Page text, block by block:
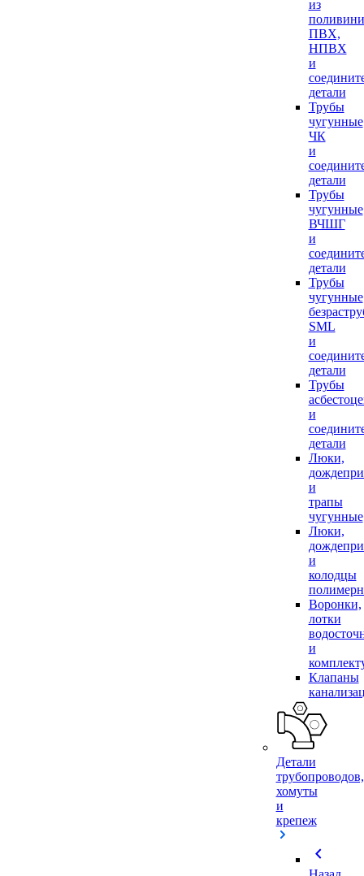
из
ПВХ,
НПВХ
и
детали
Трубы
чугунные
ЧК
и
детали
Трубы
чугунные
ВЧШГ
и
детали
Трубы
чугунные
SML
и
детали
Трубы
и
детали
Люки,
и
трапы
чугунные
Люки,
и
колодцы
Воронки,
лотки
и
Клапаны
Детали
трубопроводов,
хомуты
и
крепеж
chevron_left